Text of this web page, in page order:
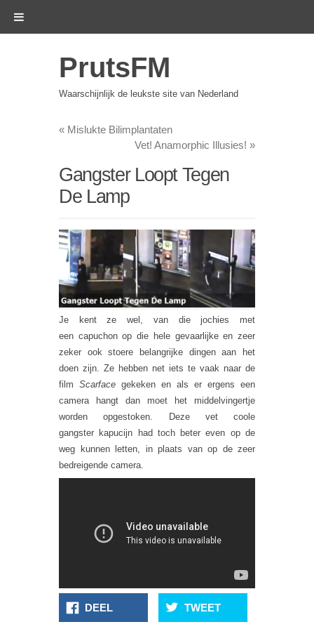
PrutsFM
Waarschijnlijk de leukste site van Nederland
« Mislukte Bilimplantaten
Vet! Anamorphic Illusies! »
Gangster Loopt Tegen
De Lamp
Je kent ze wel, van die jochies met
een capuchon op die hele gevaarlijke en zeer
zeker ook stoere belangrijke dingen aan het
doen zijn. Ze hebben net iets te vaak naar de
film Scarface gekeken en als er ergens een
camera hangt dan moet het middelvingertje
worden opgestoken. Deze vet coole
gangster kapucijn had toch beter even op de
weg kunnen letten, in plaats van op de zeer
bedreigende camera.
DEEL TWEET